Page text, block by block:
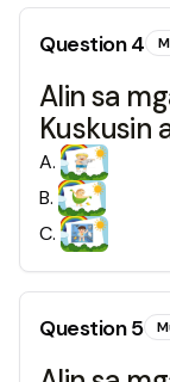
Question4
Alin sa
Kuskusin
A.
B.
C.
Question5